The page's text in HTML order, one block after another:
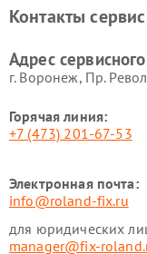
Контакты
Адрес
г. Воронеж, Пр.
Горячая линия:
+7 (473) 201-67-53
Электронная почта:
info@roland-fix.ru
для юридических
manager@fix-